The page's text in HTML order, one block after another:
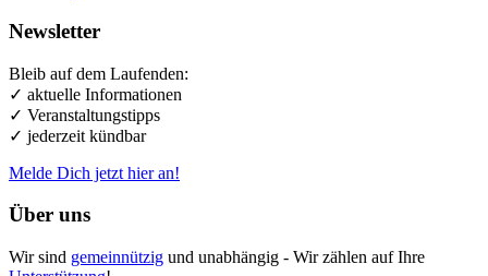
Newsletter
Bleib auf dem Laufenden:
✓ aktuelle Informationen
✓ Veranstaltungstipps
✓ jederzeit kündbar
Melde Dich jetzt hier an!
Über uns
Wir sind gemeinnützig und unabhängig - Wir zählen auf Ihre